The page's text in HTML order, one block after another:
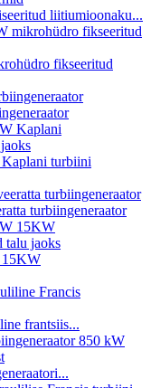
liitiumioonaku...
fikseeritud
turbiini
turbiingeneraator
frantsiis...